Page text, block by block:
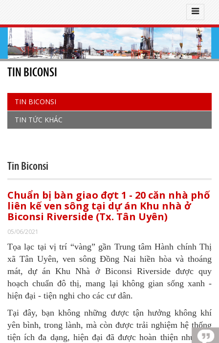
TIN BICONSI
TIN BICONSI
TIN TỨC KHÁC
Tin Biconsi
Chuẩn bị bàn giao đợt 1 - 20 căn nhà phố
liên kế ven sông tại dự án Khu nhà ở
Biconsi Riverside (Tx. Tân Uyên)
05/06/2021
Tọa lạc tại vị trí “vàng” gần Trung tâm Hành chính Thị
xã Tân Uyên, ven sông Đồng Nai hiền hòa và thoáng
mát, dự án Khu Nhà ở Biconsi Riverside được quy
hoạch chuẩn đô thị, mang lại không gian sống xanh -
hiện đại - tiện nghi cho các cư dân.
Tại đây, bạn không những được tận hưởng không khí
yên bình, trong lành, mà còn được trải nghiệm hệ thống
tiện ích đa dạng, hiện đại đã được hoàn thiện như: Hồ